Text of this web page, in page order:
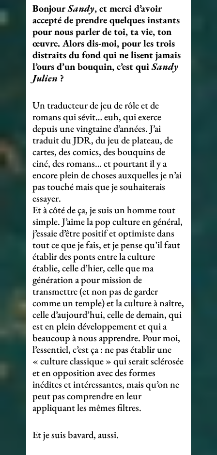
BonjourSandy, et merci d’avoir
accepté de prendre quelques instants
pour nous parler de toi, ta vie, ton
œuvre. Alors dis-moi, pour les trois
distraits du fond qui ne lisent jamais
l’ours d’un bouquin, c’est quiSandy
Julien ?
Un traducteur de jeu de rôle et de
romans qui sévit… euh, qui exerce
depuis une vingtaine d’années. J’ai
traduit du JDR, du jeu de plateau, de
cartes, des comics, des bouquins de
ciné, des romans… et pourtant il y a
encore plein de choses auxquelles je n’ai
pas touché mais que je souhaiterais
essayer.
Et à côté de ça, je suis un homme tout
simple. J’aime la pop culture en général,
j’essaie d’être positif et optimiste dans
tout ce que je fais, et je pense qu’il faut
établir des ponts entre la culture
établie, celle d’hier, celle que ma
génération a pour mission de
transmettre (et non pas de garder
comme un temple) et la culture à naître,
celle d’aujourd’hui, celle de demain, qui
est en plein développement et qui a
beaucoup à nous apprendre. Pour moi,
l’essentiel, c’est ça : ne pas établir une
« culture classique » qui serait sclérosée
et en opposition avec des formes
inédites et intéressantes, mais qu’on ne
peut pas comprendre en leur
appliquant les mêmes filtres.
Et je suis bavard, aussi.